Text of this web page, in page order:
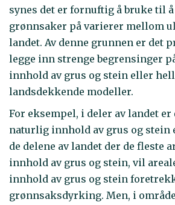
synes det er fornuftig å bruke til
grønnsaker på varierer mellom
landet. Av denne grunnen er det
legge inn strenge begrensinger
innhold av grus og stein eller
landsdekkende modeller.
For eksempel, i deler av landet er
naturlig innhold av grus og stein
de delene av landet der de fleste
innhold av grus og stein, vil
innhold av grus og stein
grønnsaksdyrking. Men, i